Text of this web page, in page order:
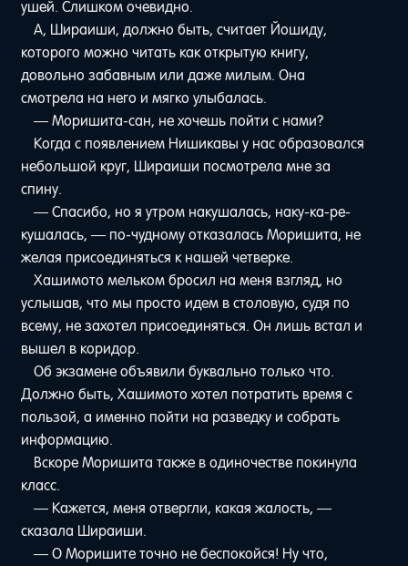
ушей. Слишком очевидно.
А, Шираиши, должно быть, считает Йошиду,
которого можно читать как открытую книгу,
довольно забавным или даже милым. Она
смотрела на него и мягко улыбалась.
— Моришита-сан, не хочешь пойти с нами?
Когда с появлением Нишикавы у нас образовался
небольшой круг, Шираиши посмотрела мне за
спину.
— Спасибо, но я утром накушалась, наку-ка-ре-
кушалась, — по-чудному отказалась Моришита, не
желая присоединяться к нашей четверке.
Хашимото мельком бросил на меня взгляд, но
услышав, что мы просто идем в столовую, судя по
всему, не захотел присоединяться. Он лишь встал и
вышел в коридор.
Об экзамене объявили буквально только что.
Должно быть, Хашимото хотел потратить время с
пользой, а именно пойти на разведку и собрать
информацию.
Вскоре Моришита также в одиночестве покинула
класс.
— Кажется, меня отвергли, какая жалость, —
сказала Шираиши.
— О Моришите точно не беспокойся! Ну что,